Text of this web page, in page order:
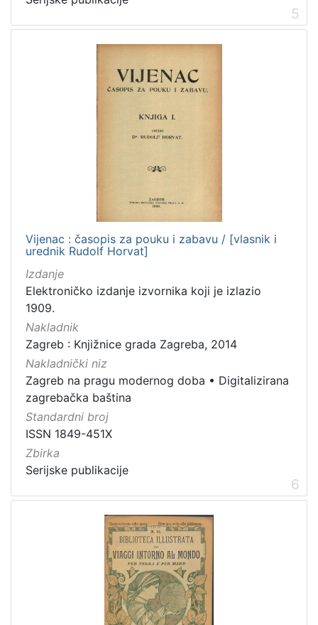
5
Vijenac : časopis za pouku i zabavu / [vlasnik i
urednik Rudolf Horvat]
Izdanje
Elektroničko izdanje izvornika koji je izlazio
1909.
Nakladnik
Zagreb : Knjižnice grada Zagreba, 2014
Nakladnički niz
Zagreb na pragu modernog doba • Digitalizirana
zagrebačka baština
Standardni broj
ISSN 1849-451X
Zbirka
Serijske publikacije
6